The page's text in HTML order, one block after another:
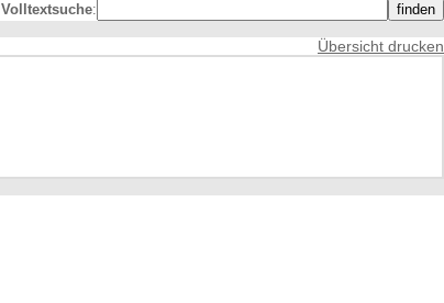
Volltextsuche:
Übersicht drucken